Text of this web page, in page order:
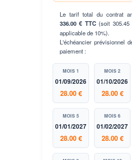
Le tarif total du contrat
336.00 € TTC(soit 305.45
applicable de 10%).
L'échéancier prévisionnel
paiement :
MOIS 1
01/09/2026
28.00 €
MOIS 2
01/10/2026
28.00 €
MOIS 5
01/01/2027
28.00 €
MOIS 6
01/02/2027
28.00 €